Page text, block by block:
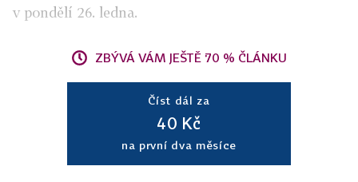
v pondělí 26. ledna.
ZBÝVÁ VÁM JEŠTĚ 70 % ČLÁNKU
Číst dál za
40 Kč
na první dva měsíce